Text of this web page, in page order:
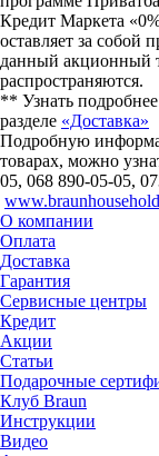
Кредит Маркета
оставляет за собой
данный акционный
распространяются.
** Узнать
разделе «Доставка»
Подробную
товарах, можно
05, 068 890-05-05,
О компании
Оплата
Доставка
Гарантия
Сервисные центры
Кредит
Акции
Статьи
Подарочные
Клуб Braun
Инструкции
Видео